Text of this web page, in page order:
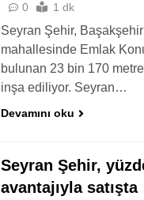
0
1 dk
Seyran Şehir,
mahallesinde Emlak
bulunan 23 bin 170
inşa ediliyor. Seyran…
Devamını oku
Seyran Şehir,
avantajıyla satışta